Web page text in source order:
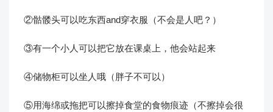
②骷髅头可以吃东西and穿衣服（不会是人吧？）
③有一个小人可以把它放在课桌上，他会站起来
④储物柜可以坐人哦（胖子不可以）
⑤用海绵或拖把可以擦掉食堂的食物痕迹（不擦掉会很